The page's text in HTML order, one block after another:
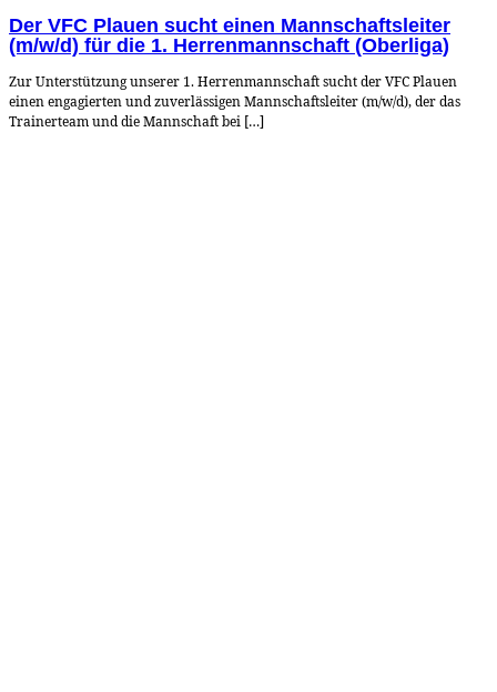
Der VFC Plauen sucht einen Mannschaftsleiter
(m/w/d) für die 1. Herrenmannschaft (Oberliga)
Zur Unterstützung unserer 1. Herrenmannschaft sucht der VFC Plauen
einen engagierten und zuverlässigen Mannschaftsleiter (m/w/d), der das
Trainerteam und die Mannschaft bei […]